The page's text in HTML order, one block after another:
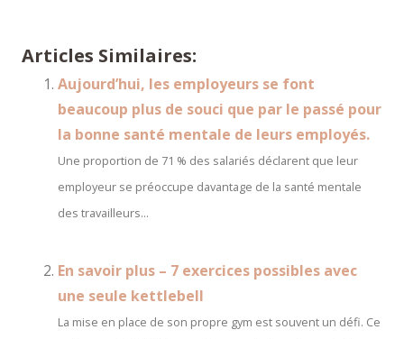
Articles Similaires:
Aujourd’hui, les employeurs se font
beaucoup plus de souci que par le passé pour
la bonne santé mentale de leurs employés.
Une proportion de 71 % des salariés déclarent que leur
employeur se préoccupe davantage de la santé mentale
des travailleurs...
En savoir plus – 7 exercices possibles avec
une seule kettlebell
La mise en place de son propre gym est souvent un défi. Ce